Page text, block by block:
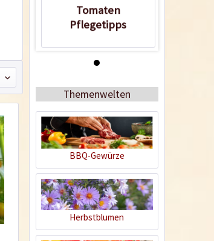
Tomaten
Pflegetipps
Tomaten
Pflegetipps
Themenwelten
BBQ-Gewürze
Herbstblumen